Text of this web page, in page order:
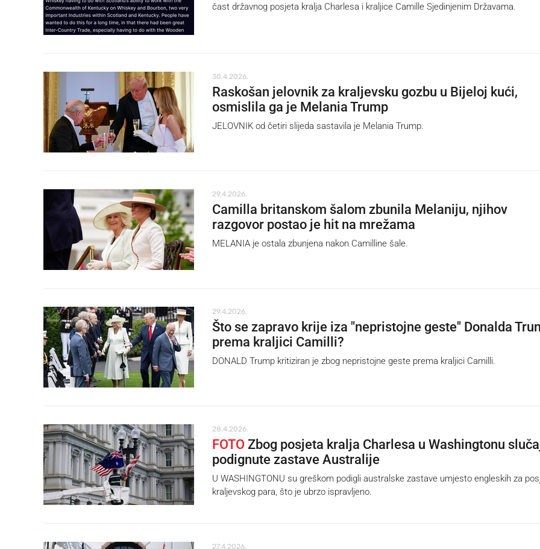
čast državnog posjeta kralja Charlesa i kraljice Camille Sjedinjenim Državama.
30.4.2026.
Raskošan jelovnik za kraljevsku gozbu u Bijeloj kući,
osmislila ga je Melania Trump
JELOVNIK od četiri slijeda sastavila je Melania Trump.
29.4.2026.
Camilla britanskom šalom zbunila Melaniju, njihov
razgovor postao je hit na mrežama
MELANIA je ostala zbunjena nakon Camilline šale.
29.4.2026.
Što se zapravo krije iza "nepristojne geste" Donalda
prema kraljici Camilli?
DONALD Trump kritiziran je zbog nepristojne geste prema kraljici Camilli.
28.4.2026.
FOTO Zbog posjeta kralja Charlesa u Washingtonu
podignute zastave Australije
U WASHINGTONU su greškom podigli australske zastave umjesto engleskih za
kraljevskog para, što je ubrzo ispravljeno.
27.4.2026.